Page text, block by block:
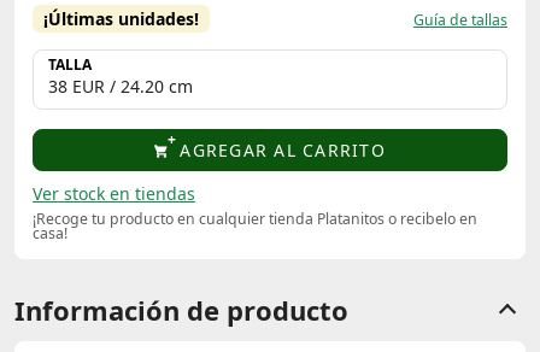
¡Últimas unidades! Guía de tallas
TALLA
AGREGAR AL CARRITO
Ver stock en tiendas
¡Recoge tu producto en cualquier tienda Platanitos o recibelo en
casa!
Información de producto